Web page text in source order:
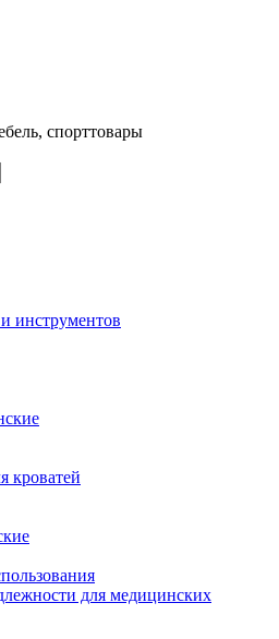
спорттовары
инструментов
кроватей
для медицинских